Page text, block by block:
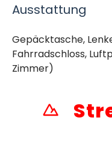
Ausstattung
Gepäcktasche,
Fahrradschloss,
Zimmer)